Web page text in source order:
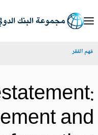
الفقر